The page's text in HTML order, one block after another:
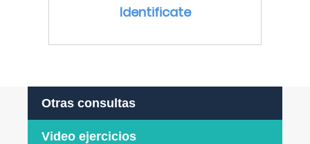
Identificate
Otras consultas
Video ejercicios